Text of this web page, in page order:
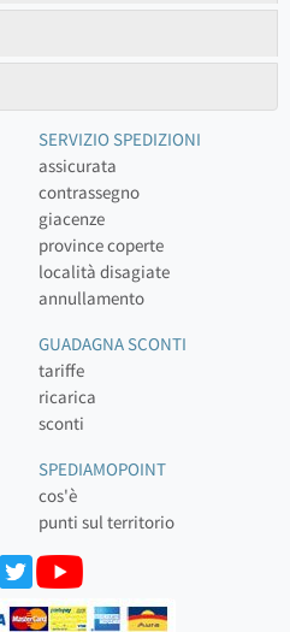
SERVIZIO SPEDIZIONI
assicurata
contrassegno
giacenze
province coperte
località disagiate
annullamento
GUADAGNA SCONTI
tariffe
ricarica
sconti
SPEDIAMOPOINT
cos'è
punti sul territorio